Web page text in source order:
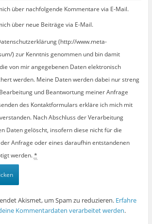
über nachfolgende Kommentare via E-Mail.
über neue Beiträge via E-Mail.
(http://www.meta-
) zur Kenntnis genommen und bin damit
von mir angegebenen Daten elektronisch
werden. Meine Daten werden dabei nur streng
und Beantwortung meiner Anfrage
des Kontaktformulars erkläre ich mich mit
Nach Abschluss der Verarbeitung
Daten gelöscht, insofern diese nicht für die
Anfrage oder eines daraufhin entstandenen
werden.*
Akismet, um Spam zu reduzieren. Erfahre
Kommentardaten verarbeitet werden.